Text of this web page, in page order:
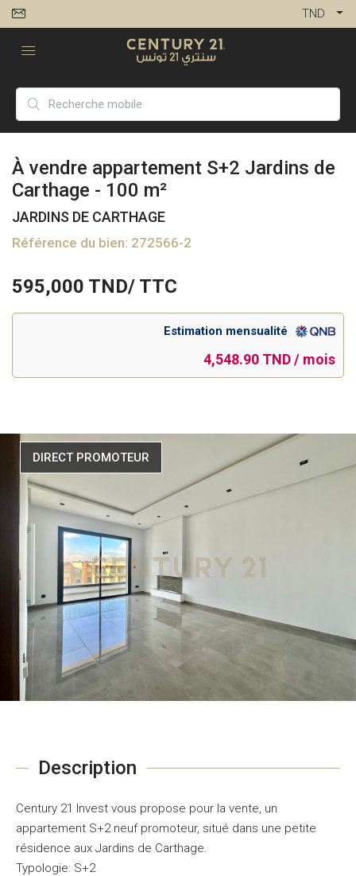
TND
À vendre appartement S+2 Jardins de
Carthage - 100 m²
JARDINS DE CARTHAGE
Référence du bien: 272566-2
595,000 TND/ TTC
Estimation mensualité
4,548.90 TND / mois
DIRECT PROMOTEUR
Description
Century 21 Invest vous propose pour la vente, un
appartement S+2 neuf promoteur, situé dans une petite
résidence aux Jardins de Carthage.
Typologie: S+2